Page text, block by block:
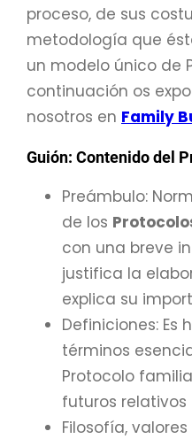
proceso, de sus
metodología que
un modelo único de
continuación os
nosotros en Family
Guión: Contenido del
Preámbulo:
de los
con una breve
justifica la
explica su
Definiciones: Es
términos
Protocolo
futuros
Filosofía,